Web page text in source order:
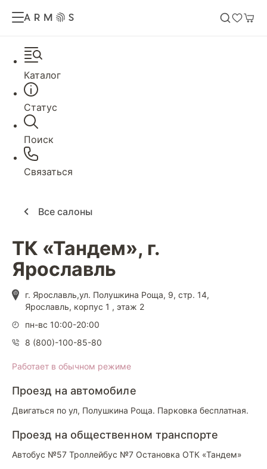
Каталог
Статус
Поиск
Связаться
Все салоны
ТК «Тандем», г.
Ярославль
г. Ярославль,ул. Полушкина Роща, 9, стр. 14,
Ярославль, корпус 1 , этаж 2
пн-вс 10:00-20:00
8 (800)-100-85-80
Работает в обычном режиме
Проезд на автомобиле
Двигаться по ул, Полушкина Роща. Парковка бесплатная.
Проезд на общественном транспорте
Автобус №57 Троллейбус №7 Остановка ОТК «Тандем»